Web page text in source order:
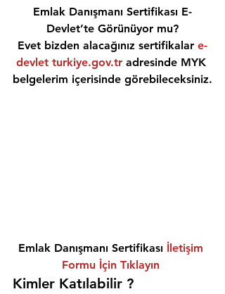
Emlak Danışmanı Sertifikası E-
Devlet’te Görünüyor mu?
Evet bizden alacağınız sertifikalar e-
devlet turkiye.gov.tr adresinde MYK
belgelerim içerisinde görebileceksiniz.
Emlak Danışmanı Sertifikası İletişim
Formu İçin Tıklayın
Kimler Katılabilir ?